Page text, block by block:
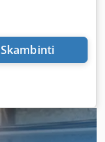
Skambinti